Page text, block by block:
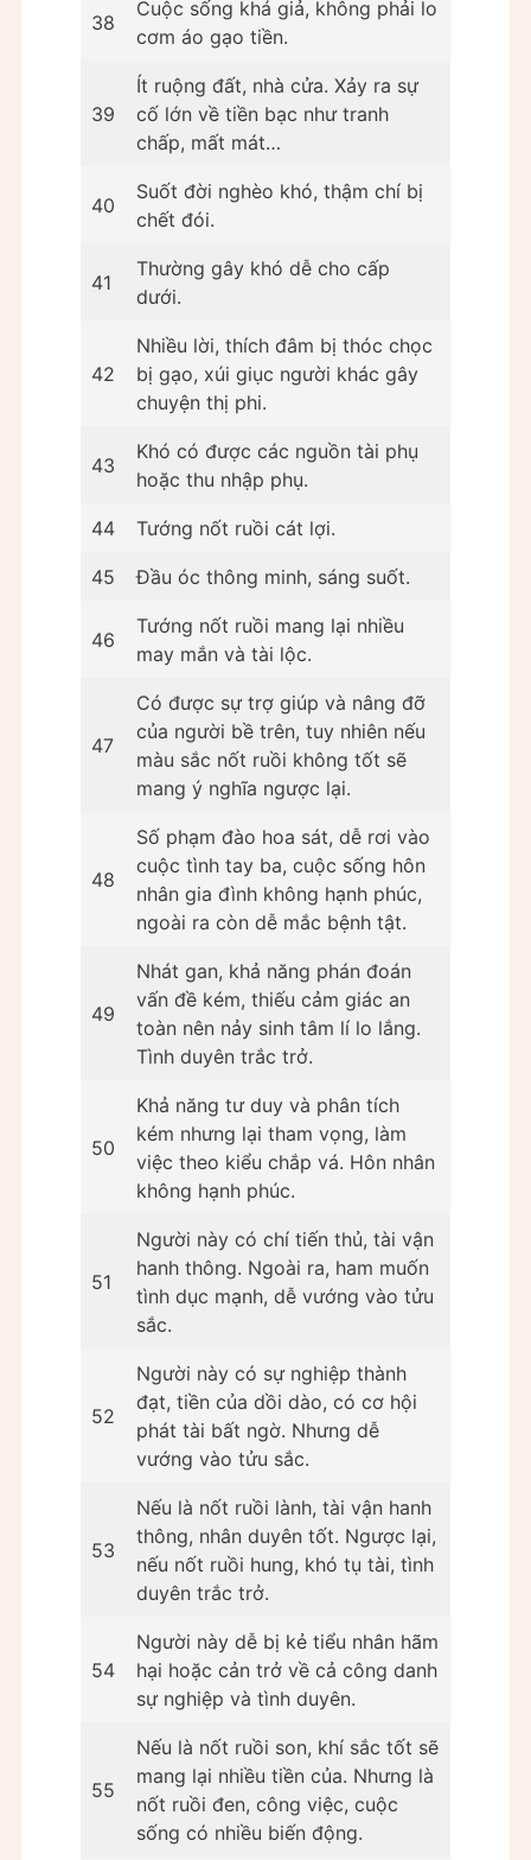
38
Cuộc sống khá giả, không phải lo
cơm áo gạo tiền.
39
Ít ruộng đất, nhà cửa. Xảy ra sự
cố lớn về tiền bạc như tranh
chấp, mất mát…
40
Suốt đời nghèo khó, thậm chí bị
chết đói.
41
Thường gây khó dễ cho cấp
dưới.
42
Nhiều lời, thích đâm bị thóc chọc
bị gạo, xúi giục người khác gây
chuyện thị phi.
43
Khó có được các nguồn tài phụ
hoặc thu nhập phụ.
44 Tướng nốt ruồi cát lợi.
45 Đầu óc thông minh, sáng suốt.
46
Tướng nốt ruồi mang lại nhiều
may mắn và tài lộc.
47
Có được sự trợ giúp và nâng đỡ
của người bề trên, tuy nhiên nếu
màu sắc nốt ruồi không tốt sẽ
mang ý nghĩa ngược lại.
48
Số phạm đào hoa sát, dễ rơi vào
cuộc tình tay ba, cuộc sống hôn
nhân gia đình không hạnh phúc,
ngoài ra còn dễ mắc bệnh tật.
49
Nhát gan, khả năng phán đoán
vấn đề kém, thiếu cảm giác an
toàn nên nảy sinh tâm lí lo lắng.
Tình duyên trắc trở.
50
Khả năng tư duy và phân tích
kém nhưng lại tham vọng, làm
việc theo kiểu chắp vá. Hôn nhân
không hạnh phúc.
51
Người này có chí tiến thủ, tài vận
hanh thông. Ngoài ra, ham muốn
tình dục mạnh, dễ vướng vào tửu
sắc.
52
Người này có sự nghiệp thành
đạt, tiền của dồi dào, có cơ hội
phát tài bất ngờ. Nhưng dễ
vướng vào tửu sắc.
53
Nếu là nốt ruồi lành, tài vận hanh
thông, nhân duyên tốt. Ngược lại,
nếu nốt ruồi hung, khó tụ tài, tình
duyên trắc trở.
54
Người này dễ bị kẻ tiểu nhân hãm
hại hoặc cản trở về cả công danh
sự nghiệp và tình duyên.
55
Nếu là nốt ruồi son, khí sắc tốt sẽ
mang lại nhiều tiền của. Nhưng là
nốt ruồi đen, công việc, cuộc
sống có nhiều biến động.